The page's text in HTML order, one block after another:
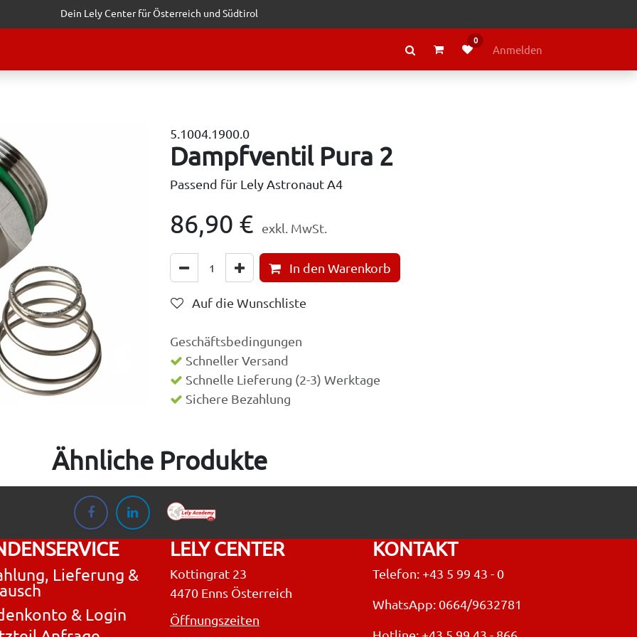
Dein Lely Center für Österreich und Südtirol
ÜBER LELY
0
Anmelden
5.1004.1900.0
Dampfventil Pura 2
Passend für Lely Astronaut A4
86,90 € exkl. MwSt.
In den Warenkorb
Auf die Wunschliste
Geschäftsbedingungen
Schneller Versand
Schnelle Lieferung (2-3) Werktage
Sichere Bezahlung
Ähnliche Produkte
Lieferung &
& Login
LELY CENTER
Kottingrat 23
4470 Enns Österreich
Öffnungszeiten
KONTAKT
Telefon: +43 5 99 43 - 0
WhatsApp: 0664/9632781